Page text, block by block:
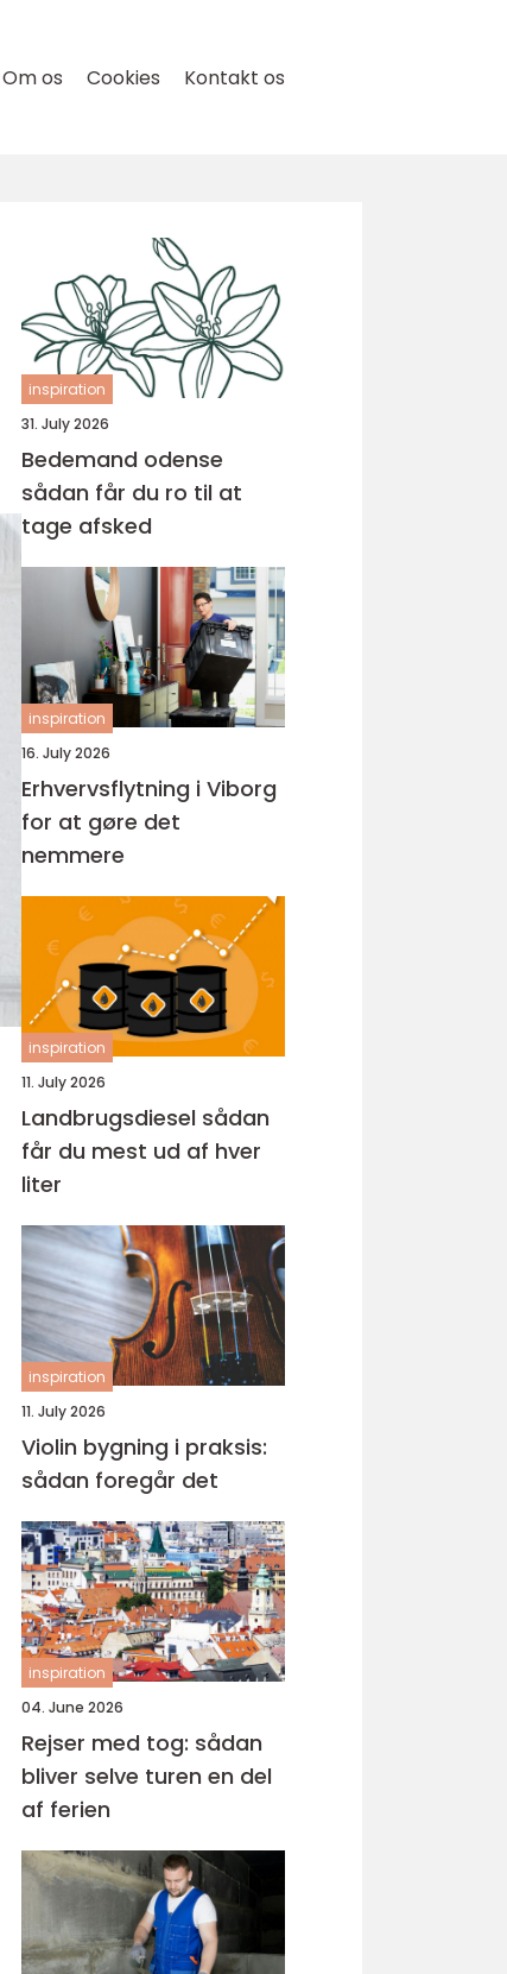
Om os Cookies Kontakt os
inspiration
31. July 2026
Bedemand odense
sådan får du ro til at
tage afsked
inspiration
16. July 2026
Erhvervsflytning i Viborg
for at gøre det
nemmere
inspiration
11. July 2026
Landbrugsdiesel sådan
får du mest ud af hver
liter
inspiration
11. July 2026
Violin bygning i praksis:
sådan foregår det
inspiration
04. June 2026
Rejser med tog: sådan
bliver selve turen en del
af ferien